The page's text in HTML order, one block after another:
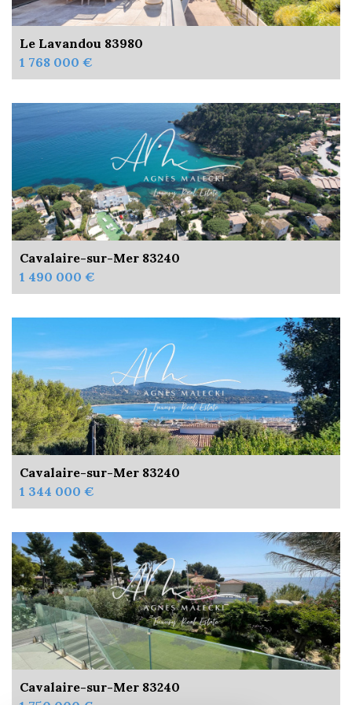
Le Lavandou 83980
1 768 000 €
Cavalaire-sur-Mer 83240
1 490 000 €
Cavalaire-sur-Mer 83240
1 344 000 €
Cavalaire-sur-Mer 83240